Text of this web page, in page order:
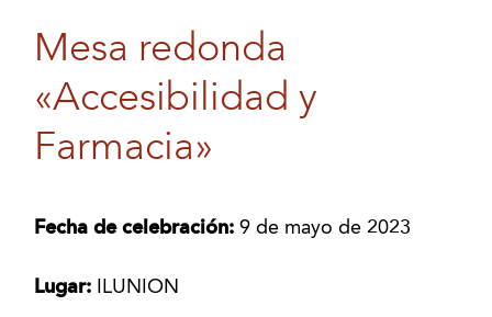
Mesa redonda
«Accesibilidad y
Farmacia»
Fecha de celebración:9 de mayo de 2023
Lugar: ILUNION